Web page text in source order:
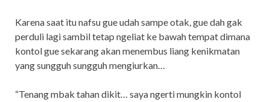
Karena saat itu nafsu gue udah sampe otak, gue dah gak
perduli lagi sambil tetap ngeliat ke bawah tempat dimana
kontol gue sekarang akan menembus liang kenikmatan
yang sungguh sungguh mengiurkan…
“Tenang mbak tahan dikit… saya ngerti mungkin kontol